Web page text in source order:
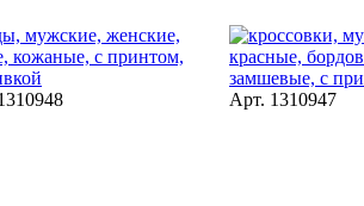
Арт. 1310947